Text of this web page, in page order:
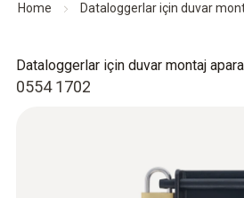
Home Dataloggerlar için duvar
0554 1702
Dataloggerlar için duvar montaj